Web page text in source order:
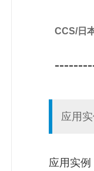
CCS/日
应用
应用实例